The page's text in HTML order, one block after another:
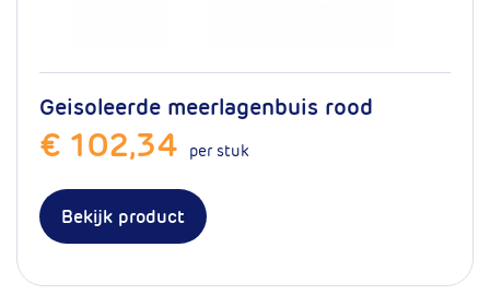
Geisoleerde meerlagenbuis rood
€ 102,34 per stuk
Bekijk product